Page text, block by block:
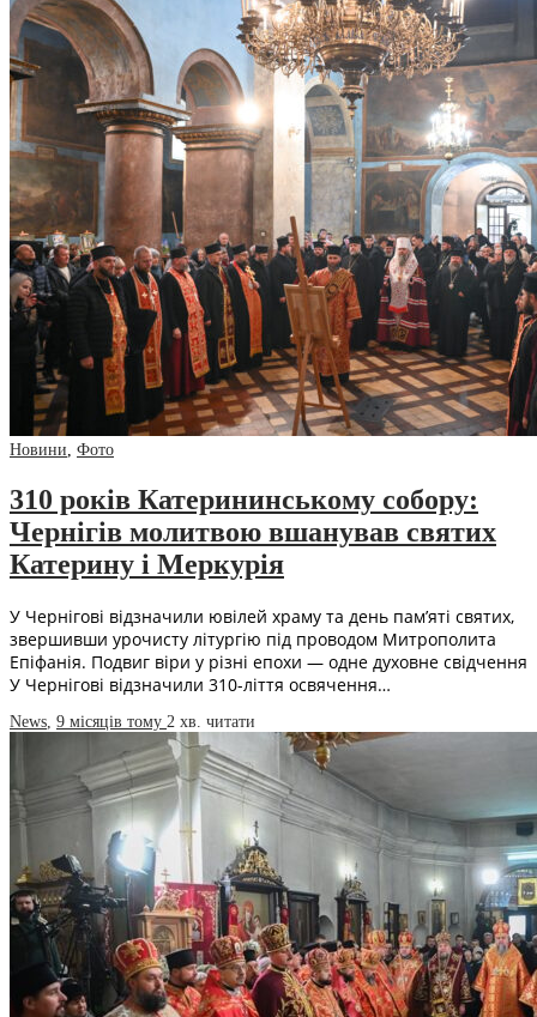
Новини, Фото
310 років Катерининському собору:
Чернігів молитвою вшанував святих
Катерину і Меркурія
У Чернігові відзначили ювілей храму та день памʼяті святих,
звершивши урочисту літургію під проводом Митрополита
Епіфанія. Подвиг віри у різні епохи — одне духовне свідчення
У Чернігові відзначили 310-ліття освячення…
News, 9 місяців тому 2 хв. читати